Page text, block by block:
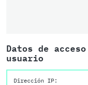
Datos de
usuario
Dirección IP: